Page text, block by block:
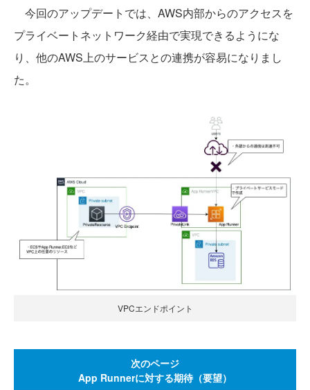
今回のアップデートでは、AWS内部からのアクセスを
プライベートネットワーク経由で実現できるようにな
り、他のAWS上のサービスとの連携が容易になりまし
た。
VPCエンドポイント
次のページ
App Runnerに対する期待（要望）